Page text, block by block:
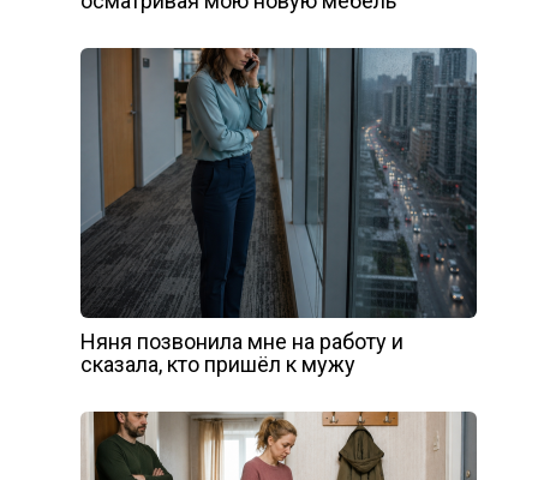
Няня позвонила мне на работу и
сказала, кто пришёл к мужу